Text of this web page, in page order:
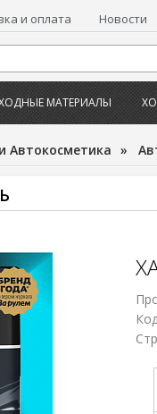
и оплата Новости
МАТЕРИАЛЫ
Автокосметика »